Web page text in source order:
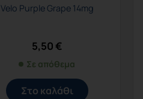
Velo Purple Grape 14mg
5,50€
Σε απόθεμα
Στο καλάθι